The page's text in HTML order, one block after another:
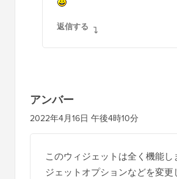
返信する
アンバー
2022年4月16日 午後4時10分
このウィジェットは全く機能し
ジェットオプションなどを変更